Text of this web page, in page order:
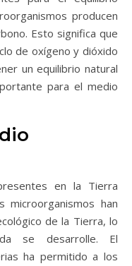
producen
Esto significa que
de oxígeno y dióxido
un equilibrio natural
para el medio
en la Tierra
microorganismos han
de la Tierra, lo
se desarrolle. El
ha permitido a los